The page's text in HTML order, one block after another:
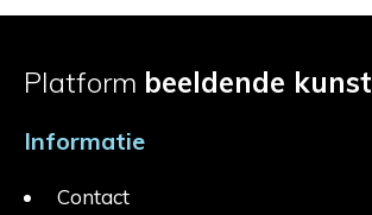
Platform beeldende kunst
Informatie
Contact